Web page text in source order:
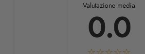
Valutazione media
0.0